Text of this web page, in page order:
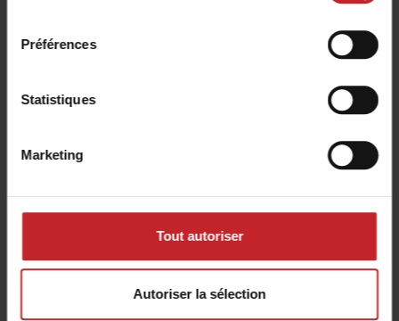
Préférences
Statistiques
Marketing
Tout autoriser
Autoriser la sélection
CrossCutter Disc